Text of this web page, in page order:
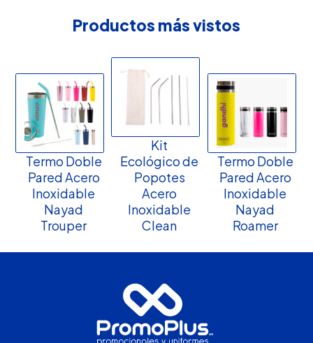
Productos más vistos
Termo Doble
Pared Acero
Inoxidable
Nayad
Trouper
Kit
Ecológico de
Popotes
Acero
Inoxidable
Clean
Termo Doble
Pared Acero
Inoxidable
Nayad
Roamer